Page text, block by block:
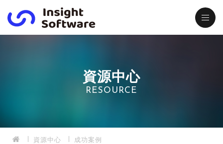
資源中心
RESOURCE
資源中心 成功案例